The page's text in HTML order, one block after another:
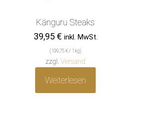
Känguru Steaks
39,95 € inkl. MwSt.
(199,75€/ 1 kg)
zzgl.Versand
Weiterlesen